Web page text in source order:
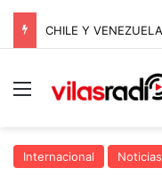
Menú
Internacional Noticias